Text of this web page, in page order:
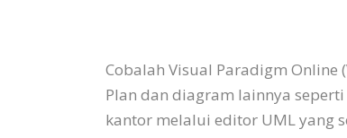
Cobalah Visual Paradigm
Plan dan diagram lainnya
kantor melalui editor UML yang